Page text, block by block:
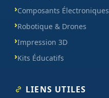
Composants Électroniques
Robotique & Drones
Impression 3D
Kits Éducatifs
LIENS UTILES